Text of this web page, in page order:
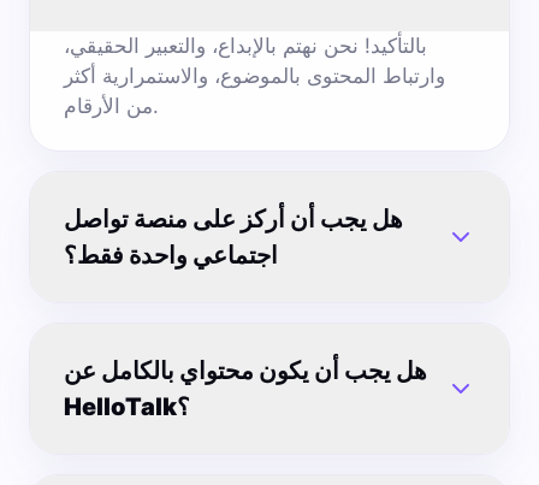
بالتأكيد! نحن نهتم بالإبداع، والتعبير الحقيقي،
وارتباط المحتوى بالموضوع، والاستمرارية أكثر
من الأرقام.
هل يجب أن أركز على منصة تواصل
اجتماعي واحدة فقط؟
هل يجب أن يكون محتواي بالكامل عن
HelloTalk؟